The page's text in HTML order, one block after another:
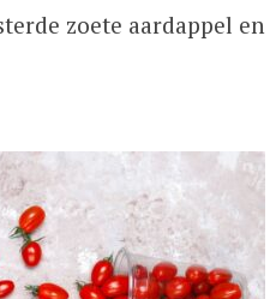
zoete aardappel en